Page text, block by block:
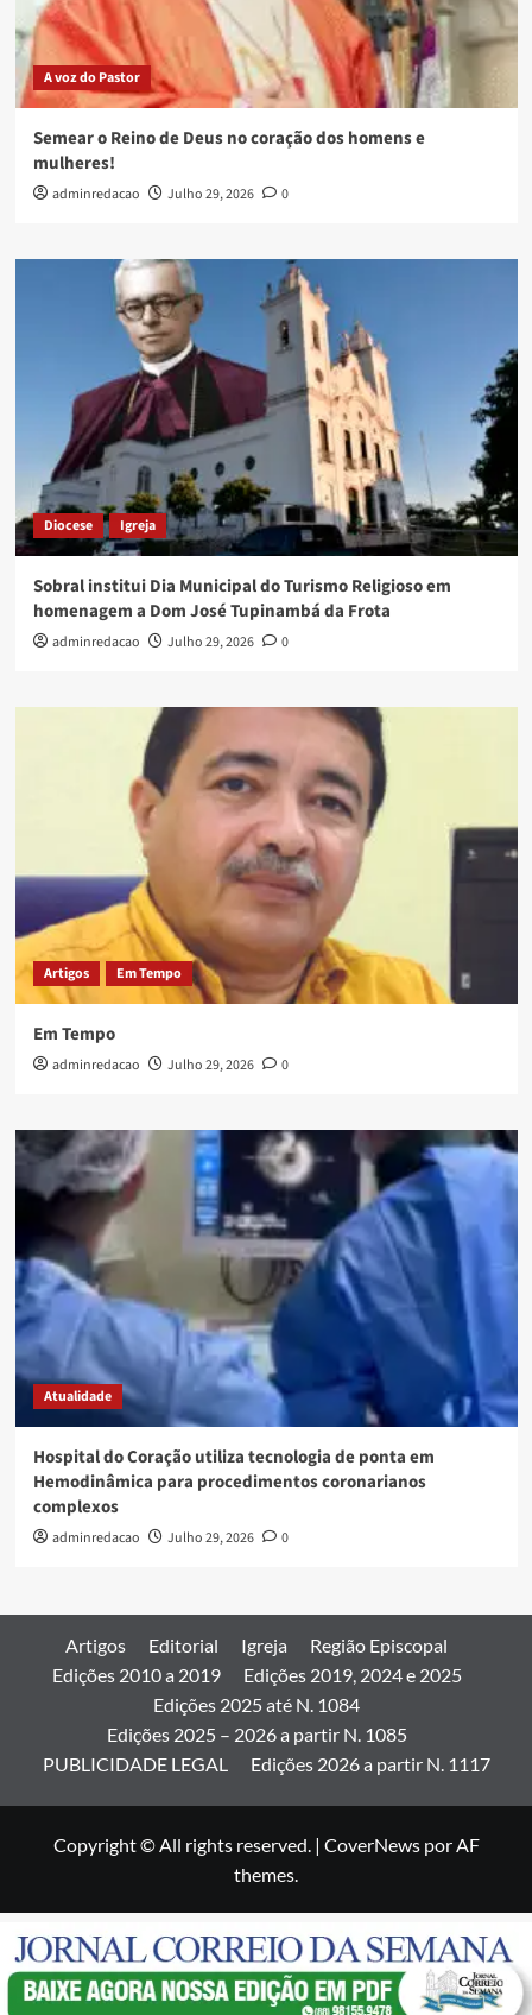
A voz do Pastor
Semear o Reino de Deus no coração dos homens e
mulheres!
adminredacao Julho 29, 2026 0
Diocese Igreja
Sobral institui Dia Municipal do Turismo Religioso em
homenagem a Dom José Tupinambá da Frota
adminredacao Julho 29, 2026 0
Artigos Em Tempo
Em Tempo
adminredacao Julho 29, 2026 0
Atualidade
Hospital do Coração utiliza tecnologia de ponta em
Hemodinâmica para procedimentos coronarianos
complexos
adminredacao Julho 29, 2026 0
Artigos Editorial Igreja
Região Episcopal
Edições 2010 a 2019
Edições 2019, 2024 e 2025
Edições 2025 até N. 1084
Edições 2025 – 2026 a partir N. 1085
PUBLICIDADE LEGAL
Edições 2026 a partir N. 1117
Copyright © All rights reserved. | CoverNewspor AF
themes.